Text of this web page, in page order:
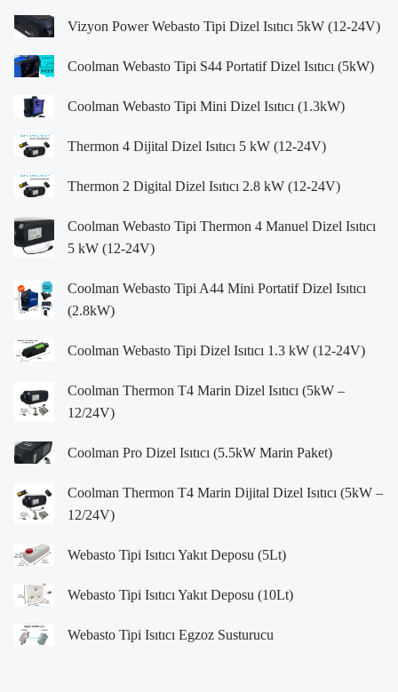
Vizyon Power Webasto Tipi Dizel Isıtıcı 5kW (12-24V)
Coolman Webasto Tipi S44 Portatif Dizel Isıtıcı (5kW)
Coolman Webasto Tipi Mini Dizel Isıtıcı (1.3kW)
Thermon 4 Dijital Dizel Isıtıcı 5 kW (12-24V)
Thermon 2 Digital Dizel Isıtıcı 2.8 kW (12-24V)
Coolman Webasto Tipi Thermon 4 Manuel Dizel Isıtıcı
5 kW (12-24V)
Coolman Webasto Tipi A44 Mini Portatif Dizel Isıtıcı
(2.8kW)
Coolman Webasto Tipi Dizel Isıtıcı 1.3 kW (12-24V)
Coolman Thermon T4 Marin Dizel Isıtıcı (5kW –
12/24V)
Coolman Pro Dizel Isıtıcı (5.5kW Marin Paket)
Coolman Thermon T4 Marin Dijital Dizel Isıtıcı (5kW –
12/24V)
Webasto Tipi Isıtıcı Yakıt Deposu (5Lt)
Webasto Tipi Isıtıcı Yakıt Deposu (10Lt)
Webasto Tipi Isıtıcı Egzoz Susturucu